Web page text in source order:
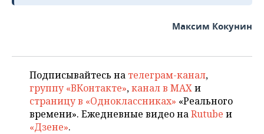
Максим Кокунин
Подписывайтесь на телеграм-канал,
группу «ВКонтакте»,канал в MAXи
страницу в «Одноклассниках» «Реального
времени». Ежедневные видео наRutube и
«Дзене».